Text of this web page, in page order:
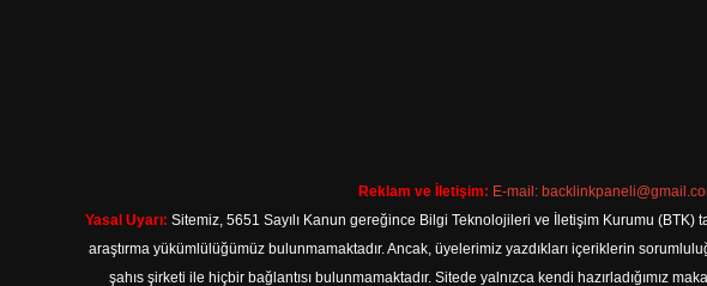
Reklam ve İletişim: E-mail:
Yasal Uyarı: Sitemiz, 5651 Sayılı Kanun gereğince Bilgi Teknolojileri ve İletişim Kurumu
araştırma yükümlülüğümüz bulunmamaktadır. Ancak, üyelerimiz yazdıkları içeriklerin
şahıs şirketi ile hiçbir bağlantısı bulunmamaktadır. Sitede yalnızca kendi hazırladığımız